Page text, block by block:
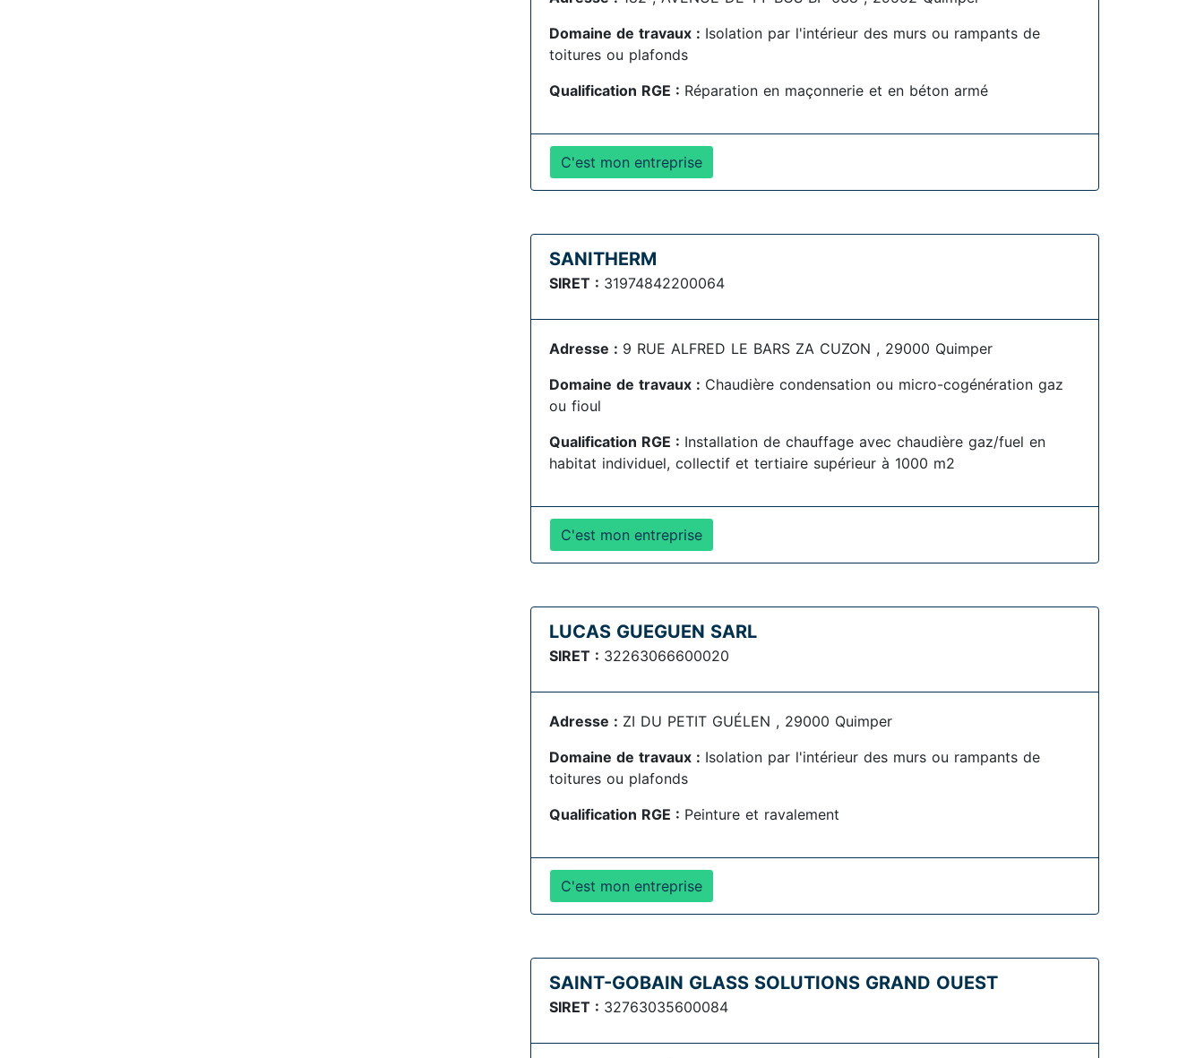
Domaine de travaux : Isolation par l'intérieur des murs ou rampants de
toitures ou plafonds
Qualification RGE : Réparation en maçonnerie et en béton armé
C'est mon entreprise
SANITHERM
SIRET : 31974842200064
Adresse : 9 RUE ALFRED LE BARS ZA CUZON , 29000 Quimper
Domaine de travaux : Chaudière condensation ou micro-cogénération gaz
ou fioul
Qualification RGE : Installation de chauffage avec chaudière gaz/fuel en
habitat individuel, collectif et tertiaire supérieur à 1000 m2
C'est mon entreprise
LUCAS GUEGUEN SARL
SIRET : 32263066600020
Adresse : ZI DU PETIT GUÉLEN , 29000 Quimper
Domaine de travaux : Isolation par l'intérieur des murs ou rampants de
toitures ou plafonds
Qualification RGE : Peinture et ravalement
C'est mon entreprise
SAINT-GOBAIN GLASS SOLUTIONS GRAND OUEST
SIRET : 32763035600084